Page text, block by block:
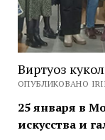
Виртуоз
ОПУБЛИКОВАНО
25 января в
искусства и